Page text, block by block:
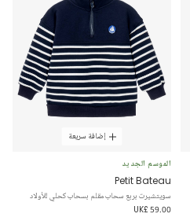
إضافة سريعة
الموسم الجديد
Petit Bateau
سويتشيرت بربع سحاب مقلم بسحاب كحلي للأولاد
UK£ 59.00